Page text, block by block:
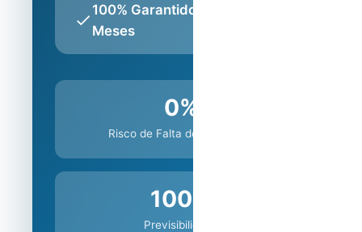
100% Garantido Todos os
Meses
0%
Risco de Falta de Ocupação
100%
Previsibilidade